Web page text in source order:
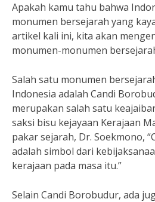
Apakah kamu tahu bahwa
monumen bersejarah yang
artikel kali ini, kita akan
monumen-monumen
Salah satu monumen
Indonesia adalah Candi
merupakan salah satu
saksi bisu kejayaan Kerajaan
pakar sejarah, Dr. Soekmono,
adalah simbol dari
kerajaan pada masa itu.”
Selain Candi Borobudur, ada